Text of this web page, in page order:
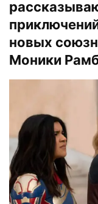
новых
Моники